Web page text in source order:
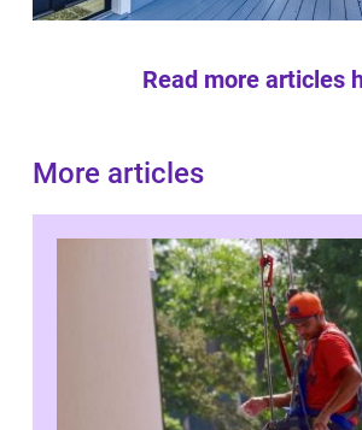
Read more articles
More articles